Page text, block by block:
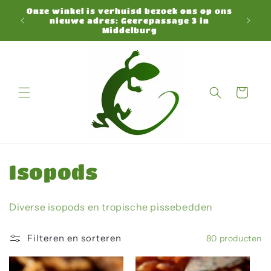
naar de
content
Onze winkel is verhuisd bezoek ons op ons
nieuwe adres: Geerepassage 3 in
Middelburg
Winkelwagen
C
l
Isopods
Diverse isopods en tropische pissebedden
Filteren en sorteren 80 producten